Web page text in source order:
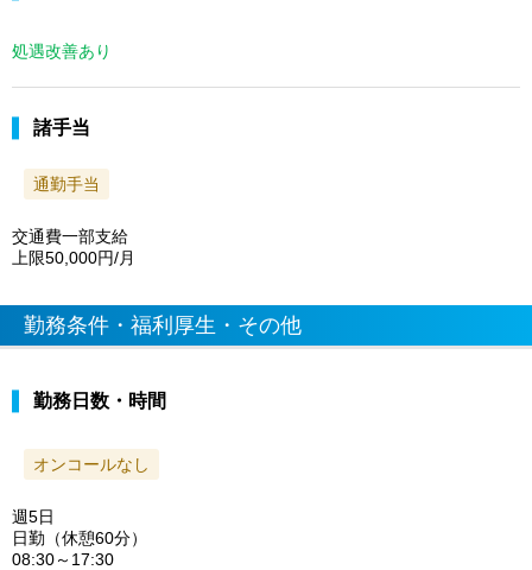
処遇改善あり
諸手当
通勤手当
交通費一部支給
上限50,000円/月
勤務条件・福利厚生・その他
勤務日数・時間
オンコールなし
週5日
日勤（休憩60分）
08:30～17:30